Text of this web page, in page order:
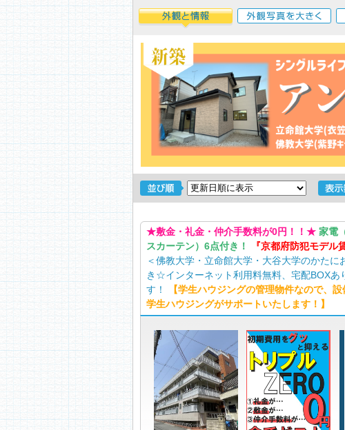
★敷金・礼金・仲介手数料が0円！！★ 家電
スカーテン）6点付き！
『京都府防犯モデル
＜佛教大学・立命館大学・大谷大学のかた
き☆インターネット利用料無料、宅配BOX
す！
【学生ハウジングの管理物件なので、
学生ハウジングがサポートいたします！】